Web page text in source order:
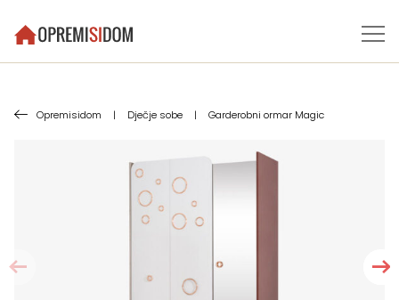
Opremisidom | Dječje sobe | Garderobni ormar Magic